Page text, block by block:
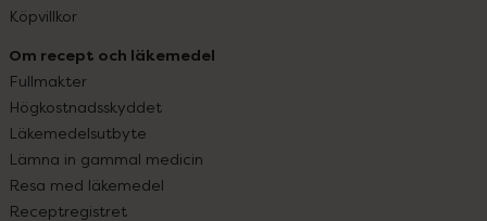
Köpvillkor
Om recept och läkemedel
Fullmakter
Högkostnadsskyddet
Läkemedelsutbyte
Lämna in gammal medicin
Resa med läkemedel
Receptregistret